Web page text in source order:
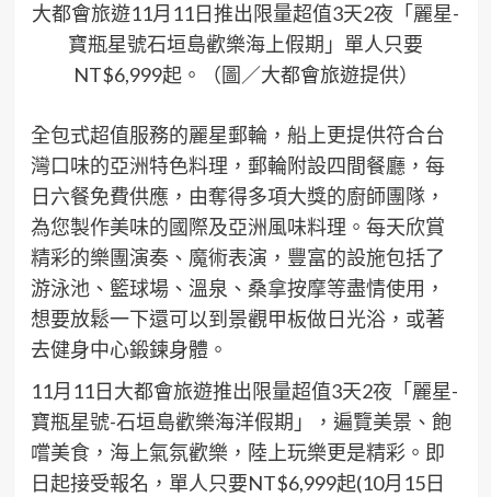
大都會旅遊11月11日推出限量超值3天2夜「麗星-
寶瓶星號石垣島歡樂海上假期」單人只要
NT$6,999起。（圖／大都會旅遊提供）
全包式超值服務的麗星郵輪，船上更提供符合台
灣口味的亞洲特色料理，郵輪附設四間餐廳，每
日六餐免費供應，由奪得多項大獎的廚師團隊，
為您製作美味的國際及亞洲風味料理。每天欣賞
精彩的樂團演奏、魔術表演，豐富的設施包括了
游泳池、籃球場、溫泉、桑拿按摩等盡情使用，
想要放鬆一下還可以到景觀甲板做日光浴，或著
去健身中心鍛鍊身體。
11月11日大都會旅遊推出限量超值3天2夜「麗星-
寶瓶星號-石垣島歡樂海洋假期」，遍覽美景、飽
嚐美食，海上氣氛歡樂，陸上玩樂更是精彩。即
日起接受報名，單人只要NT$6,999起(10月15日